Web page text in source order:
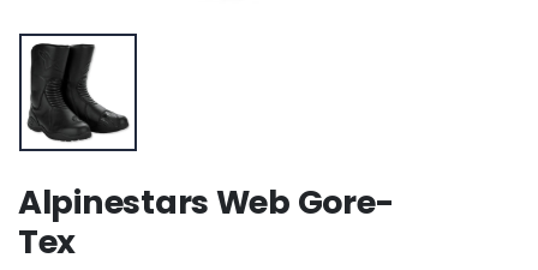
Alpinestars Web Gore-
Tex